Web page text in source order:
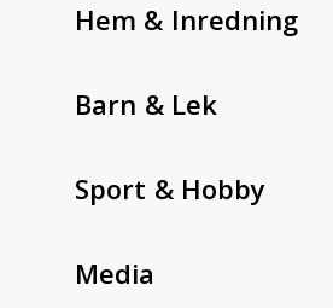
Hem & Inredning
Barn & Lek
Sport & Hobby
Media